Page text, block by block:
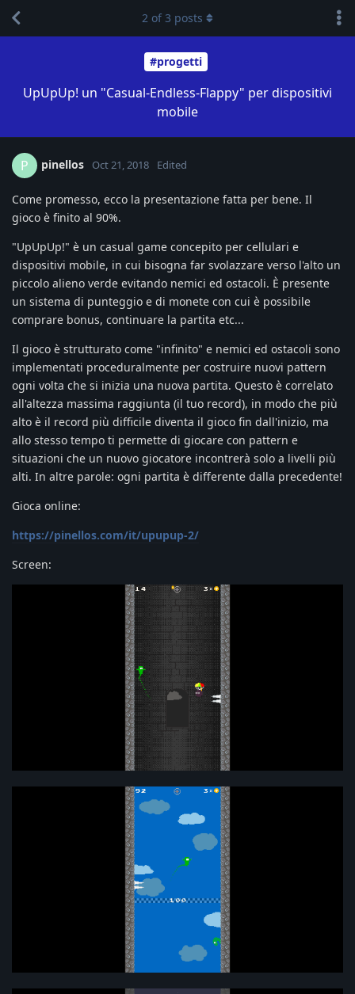
#progetti
UpUpUp! un "Casual-Endless-Flappy" per dispositivi
mobile
2 of3 posts
P pinellos Oct 21, 2018 Edited
Come promesso, ecco la presentazione fatta per bene. Il
gioco è finito al 90%.
"UpUpUp!" è un casual game concepito per cellulari e
dispositivi mobile, in cui bisogna far svolazzare verso l'alto un
piccolo alieno verde evitando nemici ed ostacoli. È presente
un sistema di punteggio e di monete con cui è possibile
comprare bonus, continuare la partita etc...
Il gioco è strutturato come "infinito" e nemici ed ostacoli sono
implementati proceduralmente per costruire nuovi pattern
ogni volta che si inizia una nuova partita. Questo è correlato
all'altezza massima raggiunta (il tuo record), in modo che più
alto è il record più difficile diventa il gioco fin dall'inizio, ma
allo stesso tempo ti permette di giocare con pattern e
situazioni che un nuovo giocatore incontrerà solo a livelli più
alti. In altre parole: ogni partita è differente dalla precedente!
Gioca online:
https://pinellos.com/it/upupup-2/
Screen: